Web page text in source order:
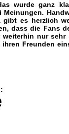
wurde ganz
gibt es herzlich
dass die Fans
weiterhin nur sehr
Freunden